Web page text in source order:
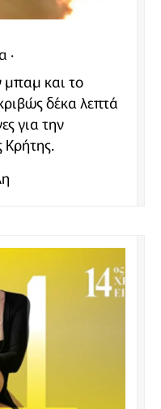
μπαμ και το
δέκα λεπτά
για την
Κρήτης.